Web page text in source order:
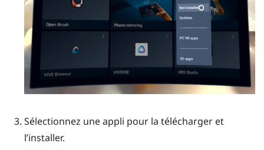
Sélectionnez une appli pour la télécharger et
l’installer.